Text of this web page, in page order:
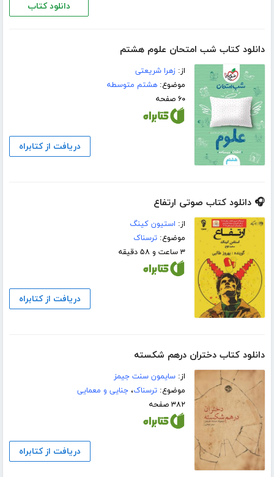
دانلود کتاب
دانلود کتاب شب امتحان علوم هشتم
از:زهرا شریعتی
موضوع:هشتم متوسطه
۶۰ صفحه
دریافت از کتابراه
🎧 دانلود کتاب صوتی ارتفاع
از: استیون کینگ
موضوع:ترسناک
۳ ساعت و ۵۸ دقیقه
دریافت از کتابراه
دانلود کتاب دختران درهم شکسته
از:سایمون سنت جیمز
موضوع:ترسناک،جنایی و معمایی
۳۸۲ صفحه
دریافت از کتابراه